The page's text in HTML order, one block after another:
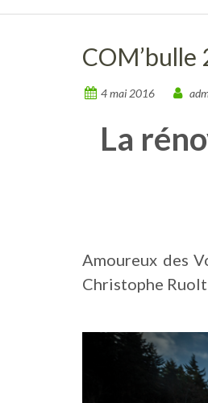
COM’bulle
4 mai 2016
La
Amoureux des
Christophe